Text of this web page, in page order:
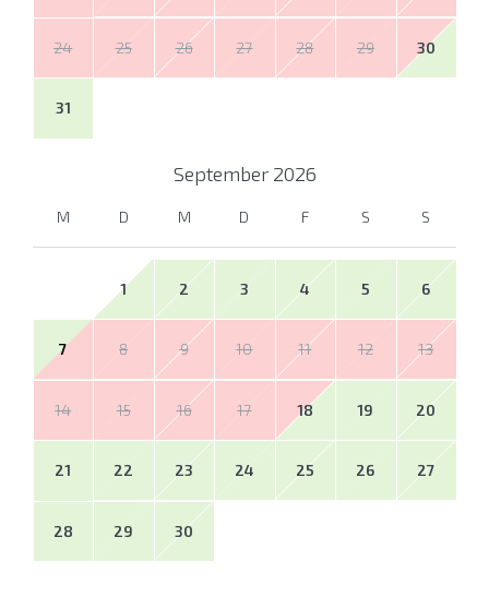
24 25 26 27 28 29 30
31
September 2026
M D M D F S S
1 2 3 4 5 6
7 8 9 10 11 12 13
14 15 16 17 18 19 20
21 22 23 24 25 26 27
28 29 30